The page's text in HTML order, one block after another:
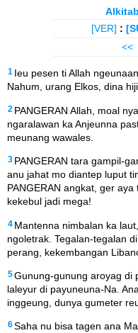
[VER] :
<<
1 Ieu pesen ti Allah
Nahum, urang Elkos, dina
2 PANGERAN Allah, moal
ngaralawan ka Anjeunna
meunang wawales.
3 PANGERAN tara gampil-
anu jahat mo diantep luput
PANGERAN angkat, ger
kekebul jadi mega!
4 Mantenna nimbalan ka
ngoletrak. Tegalan-tegalan
perang, kekembangan
5Gunung-gunung aroyag di
laleyur di payuneuna-Na.
inggeung, dunya gumeter
6Saha nu bisa tagen ana